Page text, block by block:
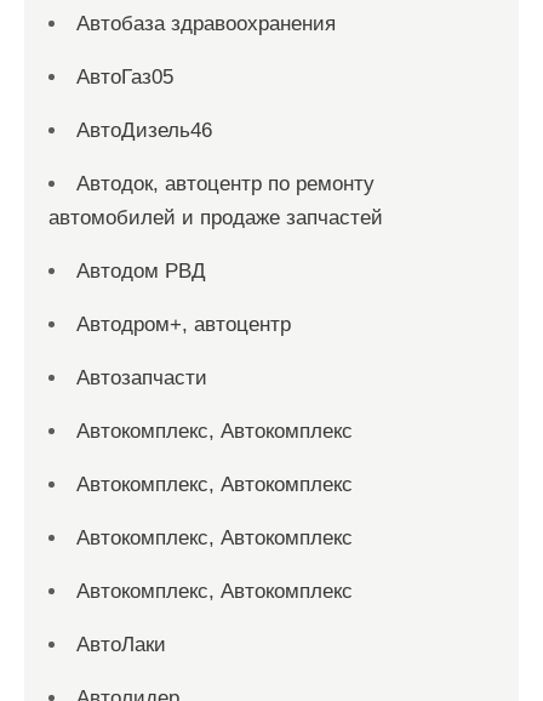
Автобаза здравоохранения
АвтоГаз05
АвтоДизель46
Автодок, автоцентр по ремонту
автомобилей и продаже запчастей
Автодом РВД
Автодром+, автоцентр
Автозапчасти
Автокомплекс, Автокомплекс
Автокомплекс, Автокомплекс
Автокомплекс, Автокомплекс
Автокомплекс, Автокомплекс
АвтоЛаки